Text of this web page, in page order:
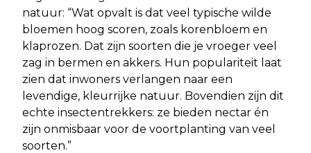
natuur: “Wat opvalt is dat veel typische wilde
bloemen hoog scoren, zoals korenbloem en
klaprozen. Dat zijn soorten die je vroeger veel
zag in bermen en akkers. Hun populariteit laat
zien dat inwoners verlangen naar een
levendige, kleurrijke natuur. Bovendien zijn dit
echte insectentrekkers: ze bieden nectar én
zijn onmisbaar voor de voortplanting van veel
soorten.”